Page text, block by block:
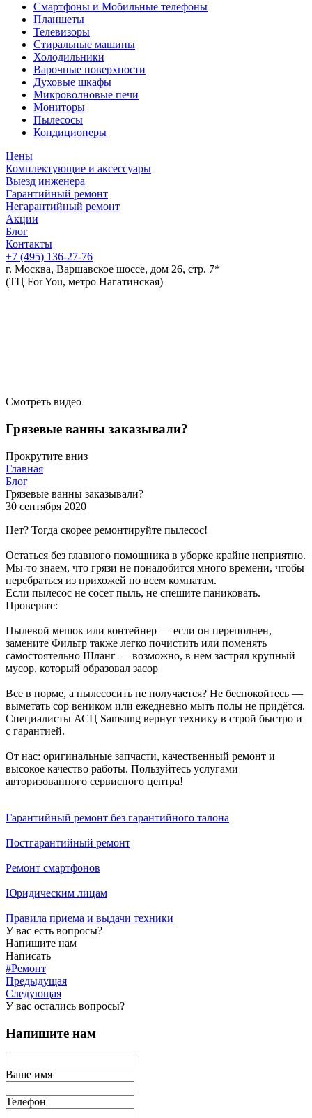
Смартфоны и Мобильные телефоны
Планшеты
Телевизоры
Стиральные машины
Холодильники
Варочные поверхности
Духовые шкафы
Микроволновые печи
Мониторы
Пылесосы
Кондиционеры
Цены
Комплектующие и аксессуары
Выезд инженера
Гарантийный ремонт
Негарантийный ремонт
Акции
Блог
Контакты
+7 (495) 136-27-76
г. Москва, Варшавское шоссе, дом 26, стр. 7*
(ТЦ For You, метро Нагатинская)
Смотреть видео
Грязевые ванны заказывали?
Прокрутите вниз
Главная
Блог
Грязевые ванны заказывали?
30 сентября 2020
Нет? Тогда скорее ремонтируйте пылесос!
Остаться без главного помощника в уборке крайне неприятно.
Мы-то знаем, что грязи не понадобится много времени, чтобы
перебраться из прихожей по всем комнатам.
Если пылесос не сосет пыль, не спешите паниковать.
Проверьте:
Пылевой мешок или контейнер — если он переполнен,
замените Фильтр также легко почистить или поменять
самостоятельно Шланг — возможно, в нем застрял крупный
мусор, который образовал засор
Все в норме, а пылесосить не получается? Не беспокойтесь —
выметать сор веником или ежедневно мыть полы не придётся.
Специалисты АСЦ Samsung вернут технику в строй быстро и
с гарантией.
От нас: оригинальные запчасти, качественный ремонт и
высокое качество работы. Пользуйтесь услугами
авторизованного сервисного центра!
Гарантийный ремонт без гарантийного талона
Постгарантийный ремонт
Ремонт смартфонов
Юридическим лицам
Правила приема и выдачи техники
У вас есть вопросы?
Напишите нам
Написать
#Ремонт
Предыдущая
Следующая
У вас остались вопросы?
Напишите нам
Ваше имя
Телефон